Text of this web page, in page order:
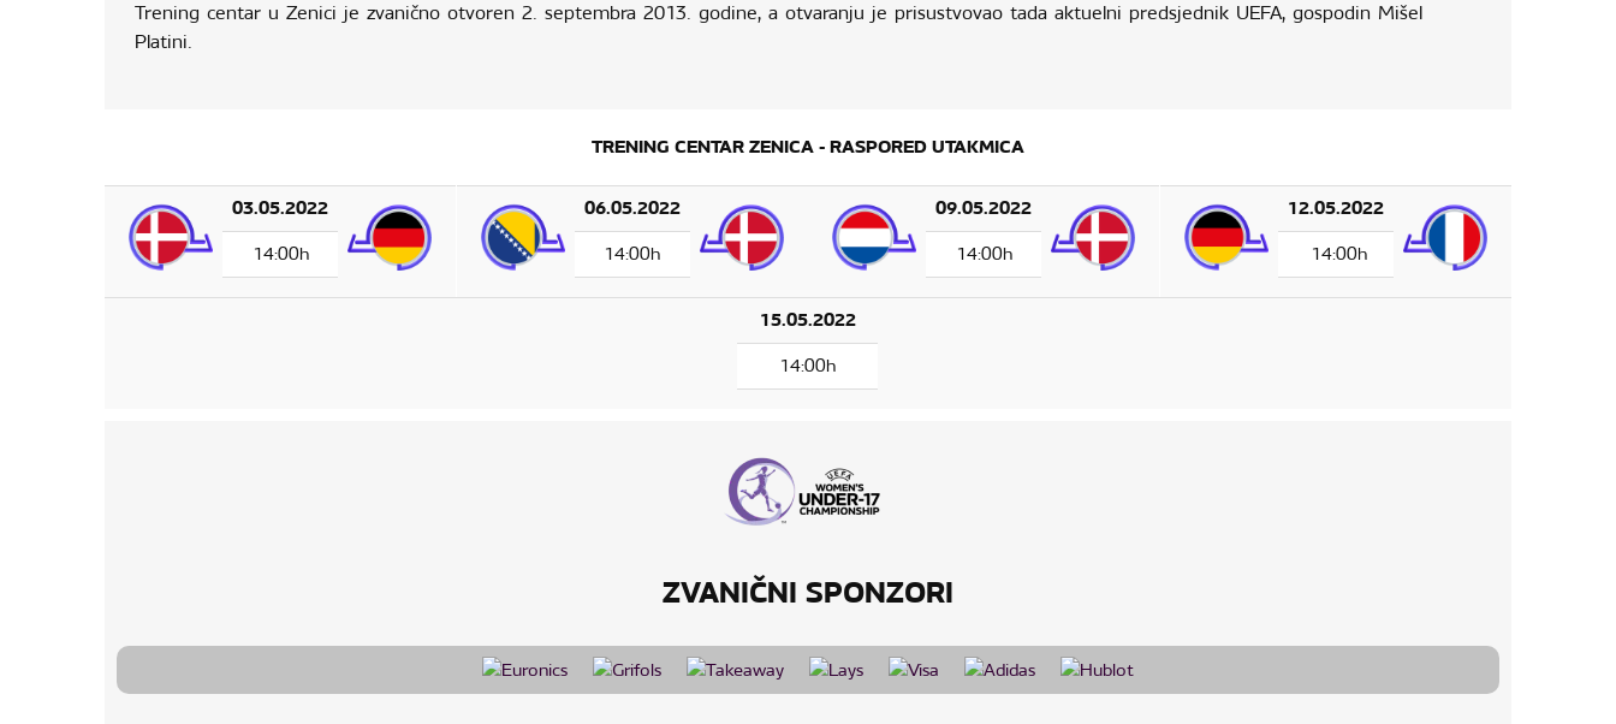
Trening centar u Zenici je zvanično otvoren 2. septembra 2013. godine, a otvaranju je prisustvovao tada aktuelni predsjednik UEFA, gospodin Mišel
Platini.
TRENING CENTAR ZENICA - RASPORED UTAKMICA
03.05.2022
14:00h
06.05.2022
14:00h
09.05.2022
14:00h
12.05.2022
14:00h
15.05.2022
14:00h
ZVANIČNI SPONZORI